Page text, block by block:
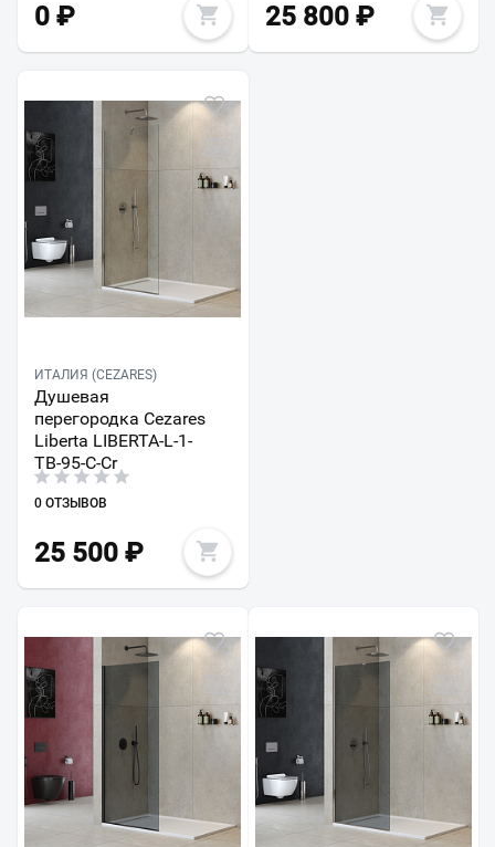
0 ₽ 25 800₽
ИТАЛИЯ (CEZARES)
Душевая
перегородка Cezares
Liberta LIBERTA-L-1-
TB-95-C-Cr
0 ОТЗЫВОВ
25 500 ₽